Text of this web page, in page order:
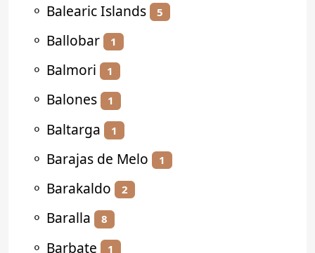
⚬ Balearic Islands 5
⚬ Ballobar 1
⚬ Balmori 1
⚬ Balones 1
⚬ Baltarga 1
⚬ Barajas de Melo 1
⚬ Barakaldo 2
⚬ Baralla 8
⚬ Barbate 1